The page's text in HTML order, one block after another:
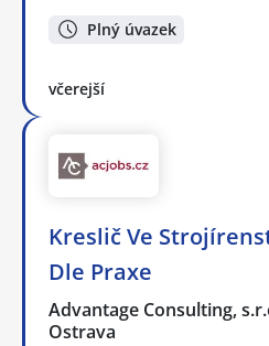
Plný úvazek
včerejší
Kreslič Ve
Dle Praxe
Advantage Consulting,
Ostrava